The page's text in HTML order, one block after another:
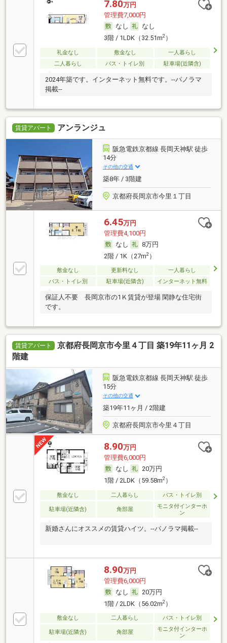
7.80万円
管理費7,000円
なし
なし
3階 / 1LDK（32.51m2）
礼金なし 敷金なし
一人暮らし
二人暮らし
バス・トイレ別 駐車場(近隣含)
2024年築です。インターネット無料です。--パノラマ
掲載--
賃貸アパート アンランジュ
阪急電鉄京都線 長岡天神駅 徒歩
14分
その他の交通
築8年 / 3階建
京都府長岡京市今里１丁目
6.45万円
管理費4,100円
なし
8万円
2階 / 1K（27m2）
敷金なし 更新料なし
一人暮らし
バス・トイレ別
駐車場(近隣含) インターネット無料
保証人不要 長岡京市の1Ｋ賃貸が登場 閑静な住宅街
です。
賃貸アパート
京都府長岡京市今里４丁目 築19年11ヶ月 2
階建
阪急電鉄京都線 長岡天神駅 徒歩
15分
その他の交通
築19年11ヶ月 / 2階建
京都府長岡京市今里４丁目
8.90万円
管理費6,000円
なし
20万円
1階 / 2LDK（59.58m2）
敷金なし 二人暮らし バス・トイレ別
駐車場(近隣含) 角部屋
モニタ付インターホ
ン
新婚さんにオススメの賃貸ハイツ。--パノラマ掲載--
8.90万円
管理費6,000円
なし
20万円
1階 / 2LDK（56.02m2）
敷金なし 二人暮らし バス・トイレ別
駐車場(近隣含) 角部屋
モニタ付インターホ
ン